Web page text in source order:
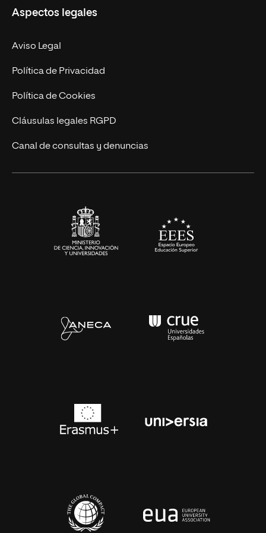
Doctorados
Experto Universitario
Postgrados
Cursos Universitarios
Facultades
Nuestro Equipo
Trabaja en UNIR
Actualidad
UNIR Revista
Eventos
Aspectos legales
Aviso Legal
Política de Privacidad
Política de Cookies
Cláusulas legales RGPD
Canal de consultas y denuncias